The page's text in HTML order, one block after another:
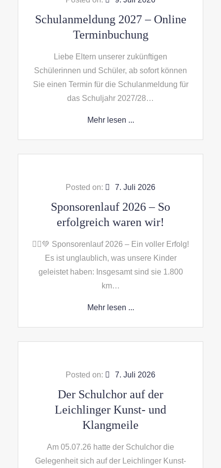
Schulanmeldung 2027 – Online
Terminbuchung
Liebe Eltern unserer zukünftigen
Schülerinnen und Schüler, ab sofort können
Sie einen Termin für die Schulanmeldung für
das Schuljahr 2027/28…
Mehr lesen ...
Posted on: 7. Juli 2026
Sponsorenlauf 2026 – So
erfolgreich waren wir!
🏃‍♀️💚 Sponsorenlauf 2026 – Ein voller Erfolg!
Es ist unglaublich, was unsere Kinder
geleistet haben: Insgesamt sind sie 1.800
km…
Mehr lesen ...
Posted on: 7. Juli 2026
Der Schulchor auf der
Leichlinger Kunst- und
Klangmeile
Am 05.07.26 hatte der Schulchor die
Gelegenheit sich auf der Leichlinger Kunst-